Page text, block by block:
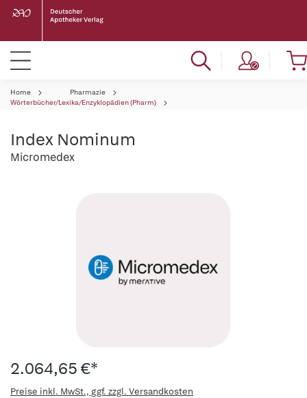
Home
Pharmazie
Wörterbücher/Lexika/Enzyklopädien (Pharm)
Index Nominum
Micromedex
2.064,65 €*
Preise inkl. MwSt., ggf. zzgl. Versandkosten